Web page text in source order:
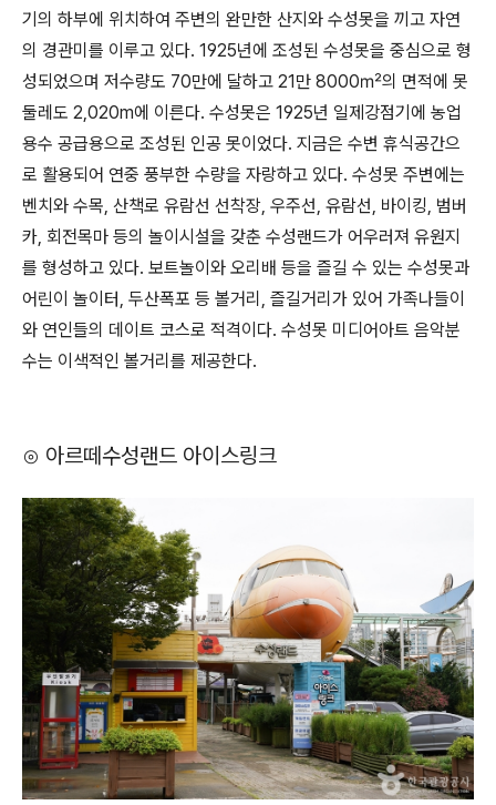
기의 하부에 위치하여 주변의 완만한 산지와 수성못을 끼고 자연
의 경관미를 이루고 있다. 1925년에 조성된 수성못을 중심으로 형
성되었으며 저수량도 70만에 달하고 21만 8000㎡의 면적에 못
둘레도 2,020m에 이른다. 수성못은 1925년 일제강점기에 농업
용수 공급용으로 조성된 인공 못이었다. 지금은 수변 휴식공간으
로 활용되어 연중 풍부한 수량을 자랑하고 있다. 수성못 주변에는
벤치와 수목, 산책로 유람선 선착장, 우주선, 유람선, 바이킹, 범버
카, 회전목마 등의 놀이시설을 갖춘 수성랜드가 어우러져 유원지
를 형성하고 있다. 보트놀이와 오리배 등을 즐길 수 있는 수성못과
어린이 놀이터, 두산폭포 등 볼거리, 즐길거리가 있어 가족나들이
와 연인들의 데이트 코스로 적격이다. 수성못 미디어아트 음악분
수는 이색적인 볼거리를 제공한다.
⊙ 아르떼수성랜드 아이스링크